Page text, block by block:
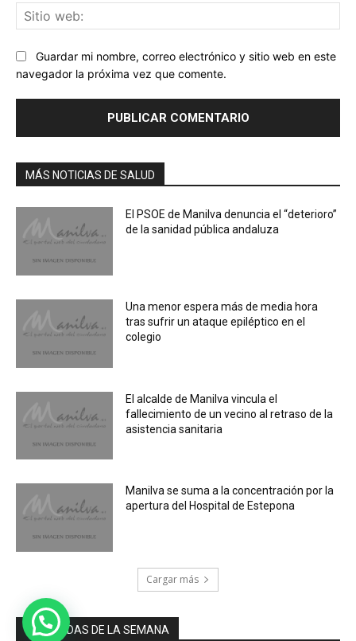
Guardar mi nombre, correo electrónico y sitio web en este
navegador la próxima vez que comente.
MÁS NOTICIAS DE SALUD
El PSOE de Manilva denuncia el “deterioro”
de la sanidad pública andaluza
Una menor espera más de media hora
tras sufrir un ataque epiléptico en el
colegio
El alcalde de Manilva vincula el
fallecimiento de un vecino al retraso de la
asistencia sanitaria
Manilva se suma a la concentración por la
apertura del Hospital de Estepona
Cargar más
MÁS LEIDAS DE LA SEMANA